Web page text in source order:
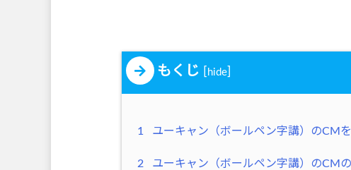
もくじ hide
1 ユーキャン（ボールペン字講）のCMを
2 ユーキャン（ボールペン字講）のCM